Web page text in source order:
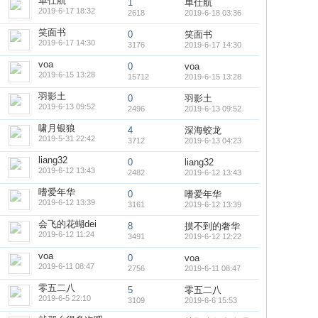
2019-6-17 18:32
1
2618
单仕航
2019-6-18 03:36
笑面书
2019-6-17 14:30
0
3176
笑面书
2019-6-17 14:30
voa
2019-6-15 13:28
0
15712
voa
2019-6-15 13:28
羽影土
2019-6-13 09:52
0
2496
羽影土
2019-6-13 09:52
啸月银狼
2019-5-31 22:42
4
3712
深海蛟龙
2019-6-13 04:23
liang32
2019-6-12 13:43
0
2482
liang32
2019-6-12 13:43
嗜爱年华
2019-6-12 13:39
0
3161
嗜爱年华
2019-6-12 13:39
会飞的花蝴dei
2019-6-12 11:24
8
3491
摸不到的奢华
2019-6-12 12:22
voa
2019-6-11 08:47
0
2756
voa
2019-6-11 08:47
零五二八
2019-6-5 22:10
5
3109
零五二八
2019-6-6 15:53